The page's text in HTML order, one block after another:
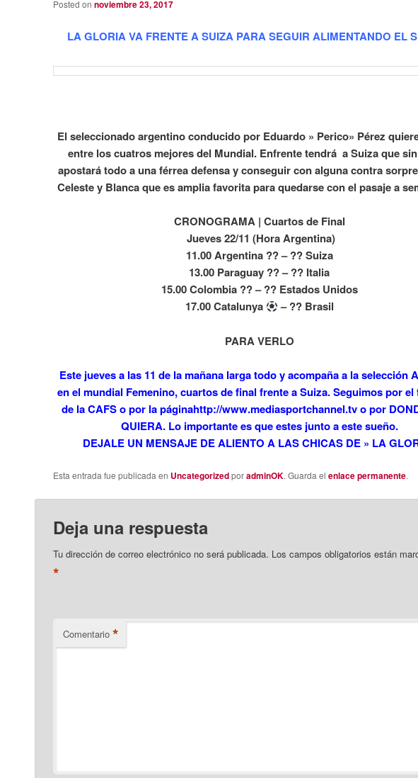
Posted on noviembre 23, 2017
LA GLORIA VA FRENTE A SUIZA PARA SEGUIR ALIMENTANDO EL
El seleccionado argentino conducido por Eduardo » Perico» Pérez
entre los cuatros mejores del Mundial. Enfrente tendrá a Suiza que
apostará todo a una férrea defensa y conseguir con alguna contra
Celeste y Blanca que es amplia favorita para quedarse con el pasaje a
CRONOGRAMA | Cuartos de Final
Jueves 22/11 (Hora Argentina)
11.00 Argentina ?? – ?? Suiza
13.00 Paraguay ?? – ?? Italia
15.00 Colombia ?? – ?? Estados Unidos
17.00 Catalunya
– ?? Brasil
PARA VERLO
Este jueves a las 11 de la mañana larga todo y acompaña a la selección
en el mundial Femenino, cuartos de final frente a Suiza. Seguimos por el
de la CAFS o por la páginahttp://www.mediasportchannel.tv o por
QUIERA. Lo importante es que estes junto a este sueño.
DEJALE UN MENSAJE DE ALIENTO A LAS CHICAS DE » LA
Esta entrada fue publicada en UncategorizedporadminOK. Guarda el enlace permanente.
Deja una respuesta
Tu dirección de correo electrónico no será publicada. Los campos obligatorios están
*
Comentario *